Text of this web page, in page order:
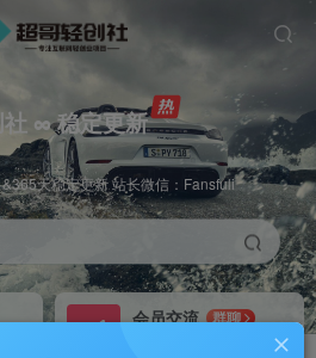
∞ 稳定更新
天稳定更新 站长微信：Fansfuli
会员交流
群聊